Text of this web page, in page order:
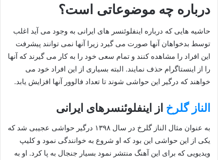
درباره چه موضوعاتی است؟
حاشیه هایی که درباره اینفلوئنسر های ایرانی به وجود می‌ آید اغلب
توسط بدخواهان آنها صورت می‌ گیرد زیرا آنها نمی‌ توانند پیشرفت
این افراد را مشاهده کنند و تمام سعی خود را به کار می‌ گیرند که آنها
را از اینستاگرام حذف نمایند. البته بسیاری از این افراد خود می‌
خواهند که درگیر این حواشی شوند تا تعداد فالوور آنها افزایش یابد.
الناز گلرخ از اینفلوئنسرهای ایرانی
به عنوان مثال الناز گلرخ در سال ۱۳۹۸ درگیر حواشی عجیبی شد که
یکی از این حواشی این بود که او شروع به خوانندگی نمود و کلیپ
ویدیویی که برای این آهنگ منتشر نمود بسیار جنجال به پا کرد. او به